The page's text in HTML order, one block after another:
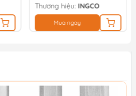
Thương hiệu: INGCO
Mua ngay